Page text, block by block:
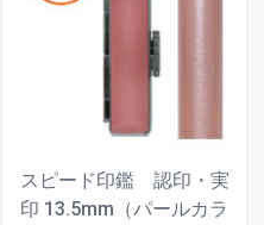
スピード印鑑 認印・実
印 13.5mm（パールカラ